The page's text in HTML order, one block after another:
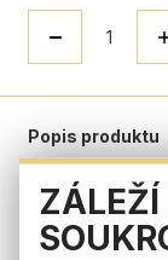
Popis produktu
Parametry